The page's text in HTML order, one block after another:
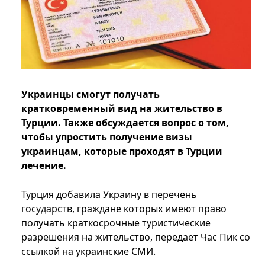
Украинцы смогут получать
кратковременный вид на жительство в
Турции. Также обсуждается вопрос о том,
чтобы упростить получение визы
украинцам, которые проходят в Турции
лечение.
Турция добавила Украину в перечень
государств, граждане которых имеют право
получать краткосрочные туристические
разрешения на жительство, передает Час Пик со
ссылкой на украинские СМИ.